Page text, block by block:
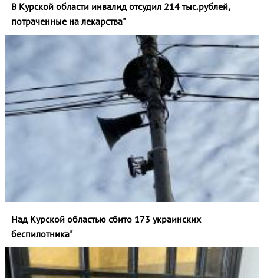
В Курской области инвалид отсудил 214 тыс.рублей,
потраченные на лекарства"
Над Курской областью сбито 173 украинских
беспилотника"